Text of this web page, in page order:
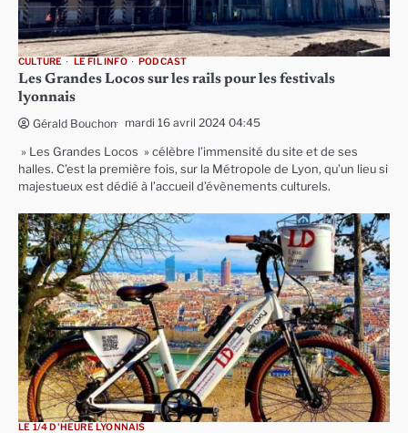
CULTURE LE FIL INFO PODCAST
Les Grandes Locos sur les rails pour les festivals
lyonnais
Gérald Bouchon mardi 16 avril 2024 04:45
» Les Grandes Locos » célèbre l’immensité du site et de ses
halles. C’est la première fois, sur la Métropole de Lyon, qu’un lieu si
majestueux est dédié à l’accueil d’évènements culturels.
LE 1/4 D'HEURE LYONNAIS